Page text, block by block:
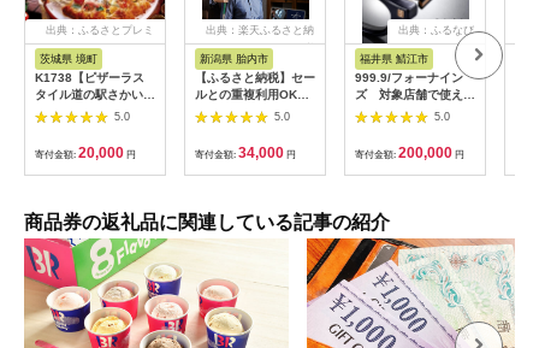
出典：ふるさとプレミ
アム
茨城県 境町
K1738【ピザーラス
タイル道の駅さかい店
限定】ピザーラ利用券
(6,000円相当)
5.0
寄付金額: 20,000 円
出典：楽天ふるさと納
税
新潟県 胎内市
【ふるさと納税】セー
ルとの重複利用OK
10,000円相当オーダ
ーシャツお仕立券【ビ
ッグヴィジョン】
5.0
寄付金額: 34,000 円
出典：ふるなび
福井県 鯖江市
999.9/フォーナイン
ズ 対象店舗で使える
眼鏡引換券（6万円相
当）Silver np m [N-
5.0
寄付金額: 200,000 円
商品券の返礼品に関連している記事の紹介